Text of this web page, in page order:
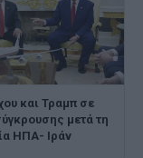
και Τραμπ σε
μετά τη
ΗΠΑ- Ιράν